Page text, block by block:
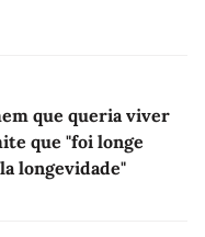
que queria viver
que "foi longe
longevidade"